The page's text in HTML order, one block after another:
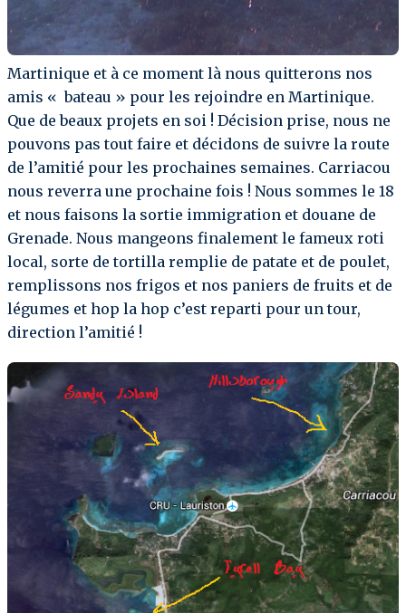
Martinique et à ce moment là nous quitterons nos
amis « bateau » pour les rejoindre en Martinique.
Que de beaux projets en soi ! Décision prise, nous ne
pouvons pas tout faire et décidons de suivre la route
de l’amitié pour les prochaines semaines. Carriacou
nous reverra une prochaine fois ! Nous sommes le 18
et nous faisons la sortie immigration et douane de
Grenade. Nous mangeons finalement le fameux roti
local, sorte de tortilla remplie de patate et de poulet,
remplissons nos frigos et nos paniers de fruits et de
légumes et hop la hop c’est reparti pour un tour,
direction l’amitié !